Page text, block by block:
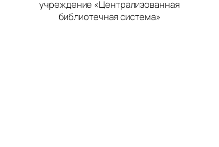
учреждение «Централизованная
библиотечная система»